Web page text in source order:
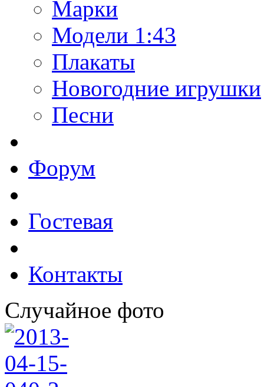
Марки
Модели 1:43
Плакаты
Новогодние игрушки
Песни
Форум
Гостевая
Контакты
Случайное фото